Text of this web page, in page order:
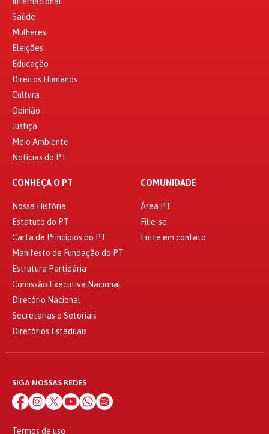
Saúde
Mulheres
Eleições
Educação
Direitos Humanos
Cultura
Opinião
Justiça
Meio Ambiente
Notícias do PT
CONHEÇA O PT
Nossa História
Estatuto do PT
Carta de Princípios do PT
Manifesto de Fundação do PT
Estrutura Partidária
Comissão Executiva Nacional
Diretório Nacional
Secretarias e Setoriais
Diretórios Estaduais
COMUNIDADE
Área PT
Filie-se
Entre em contato
SIGA NOSSAS REDES
Termos de uso